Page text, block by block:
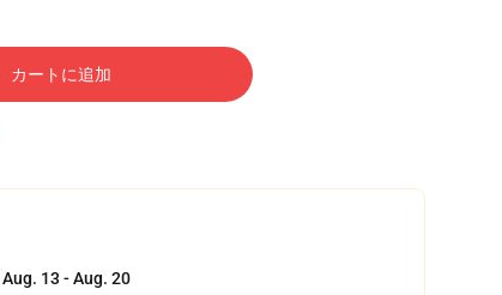
カートに追加
Aug. 13 - Aug. 20